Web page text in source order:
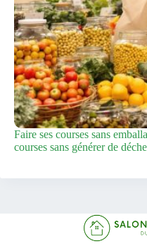
Faire ses courses sans
courses sans générer de